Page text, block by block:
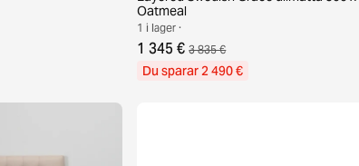
Oatmeal
1 i lager ·
1 345 € 3 835 €
Du sparar 2 490 €